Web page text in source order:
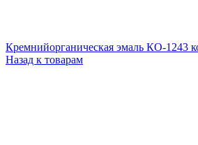
Кремнийорганическая эмаль КО-1243
Назад к товарам